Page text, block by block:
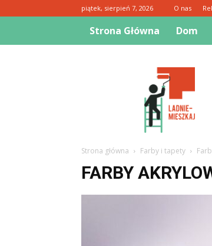
piątek, sierpień 7, 2026 O nas
Strona Główna Dom
Strona główna Farby i tapety
FARBY